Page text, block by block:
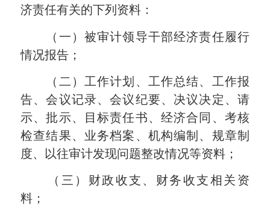
济责任有关的下列资料：
（一）被审计领导干部经济责任履行
情况报告；
（二）工作计划、工作总结、工作报
告、会议记录、会议纪要、决议决定、请
示、批示、目标责任书、经济合同、考核
检查结果、业务档案、机构编制、规章制
度、以往审计发现问题整改情况等资料；
（三）财政收支、财务收支相关资
料；